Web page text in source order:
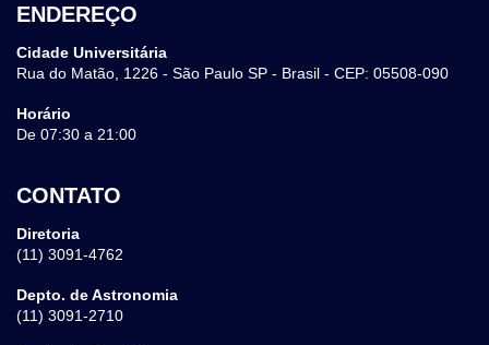
ENDEREÇO
Cidade Universitária
Rua do Matão, 1226 - São Paulo SP - Brasil - CEP: 05508-090
Horário
De 07:30 a 21:00
CONTATO
Diretoria
(11) 3091-4762
Depto. de Astronomia
(11) 3091-2710